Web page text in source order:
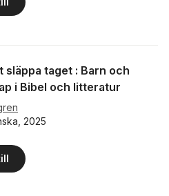
släppa taget : Barn och
i Bibel och litteratur
2025